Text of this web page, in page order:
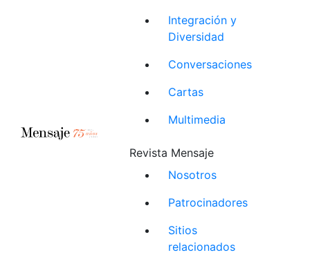
Integración y
Diversidad
Conversaciones
Cartas
Multimedia
Revista Mensaje
Nosotros
Patrocinadores
Sitios
relacionados